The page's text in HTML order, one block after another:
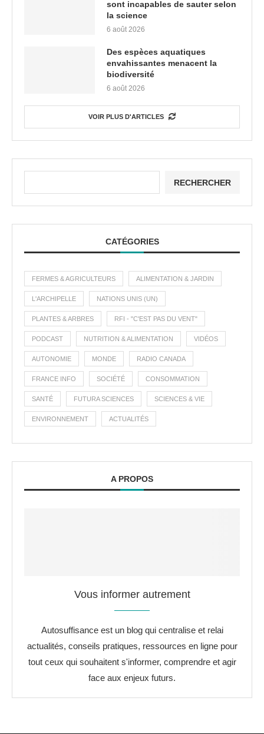
sont incapables de sauter selon
la science
6 août 2026
Des espèces aquatiques
envahissantes menacent la
biodiversité
6 août 2026
VOIR PLUS D'ARTICLES
RECHERCHER
CATÉGORIES
FERMES & AGRICULTEURS ALIMENTATION & JARDIN
L'ARCHIPELLE NATIONS UNIS (UN)
PLANTES & ARBRES RFI - "C'EST PAS DU VENT"
PODCAST NUTRITION & ALIMENTATION VIDÉOS
AUTONOMIE MONDE RADIO CANADA
FRANCE INFO SOCIÉTÉ CONSOMMATION
SANTÉ FUTURA SCIENCES SCIENCES & VIE
ENVIRONNEMENT ACTUALITÉS
A PROPOS
Vous informer autrement
Autosuffisance est un blog qui centralise et relai
actualités, conseils pratiques, ressources en ligne pour
tout ceux qui souhaitent s'informer, comprendre et agir
face aux enjeux futurs.